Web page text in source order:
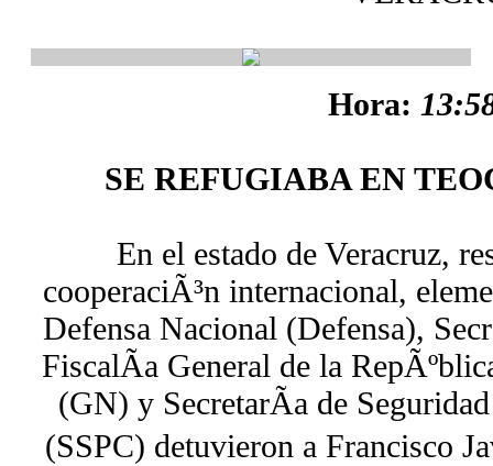
Hora:
SE REFUGIABA EN
En el estado de Veracruz,
cooperaciÃ³n internacional,
Defensa Nacional (Defensa),
FiscalÃ­a General de la
(GN) y SecretarÃ­a de
(SSPC) detuvieron a Francisco